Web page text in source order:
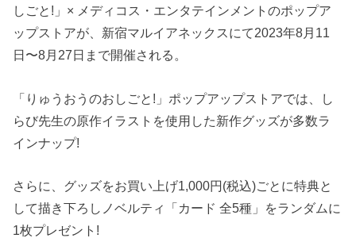
しごと!」× メディコス・エンタテインメントのポップア
ップストアが、新宿マルイアネックスにて2023年8月11
日〜8月27日まで開催される。
「りゅうおうのおしごと!」ポップアップストアでは、し
らび先生の原作イラストを使用した新作グッズが多数ラ
インナップ!
さらに、グッズをお買い上げ1,000円(税込)ごとに特典と
して描き下ろしノベルティ「カード 全5種」をランダムに
1枚プレゼント!